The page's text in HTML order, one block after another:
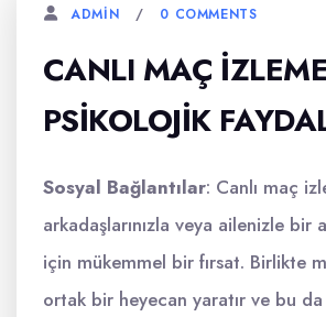
ADMIN 0 COMMENTS
CANLI MAÇ
PSIKOLOJIK
Sosyal Bağlantılar: Canlı maç
arkadaşlarınızla veya ailenizle bir
için mükemmel bir fırsat. Birlikte
ortak bir heyecan yaratır ve bu da